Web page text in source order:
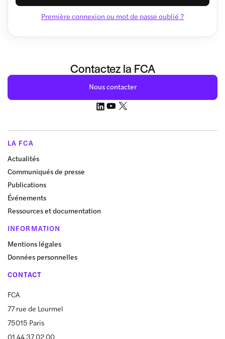
Première connexion ou mot de passe oublié ?
Contactez la FCA
Nous contacter
LA FCA
Actualités
Communiqués de presse
Publications
Événements
Ressources et documentation
INFORMATION
Mentions légales
Données personnelles
CONTACT
FCA
77 rue de Lourmel
75015 Paris
01 44 37 02 00